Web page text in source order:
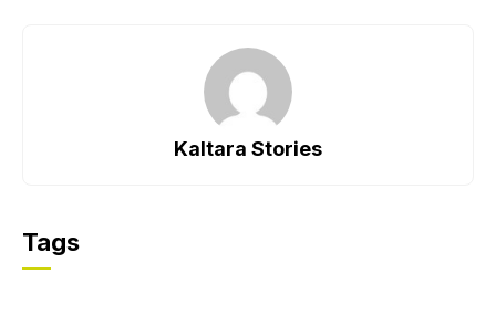
Kaltara Stories
Tags